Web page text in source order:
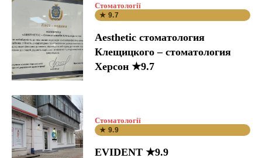
Стоматології
★ 9.7
Aesthetic стоматология
Клещицкого – стоматология
Херсон ★9.7
Стоматології
★ 9.9
EVIDENT ★9.9